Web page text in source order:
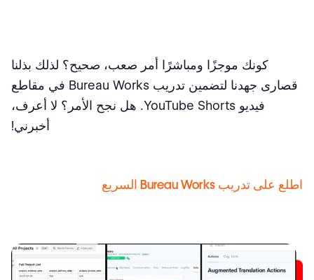
كونك موجزًا ومباشرًا أمر صعب، صحيح؟ لذلك بذلنا
قصارى جهدنا لتضمين تدريب Bureau Works في مقاطع
فيديو YouTube Shorts. هل نجح الأمر؟ لا أعرف،
أخبرني!
اطلع على تدريب Bureau Works السريع